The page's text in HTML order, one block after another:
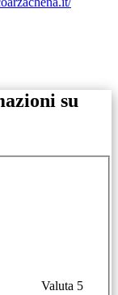
su
Valuta 5